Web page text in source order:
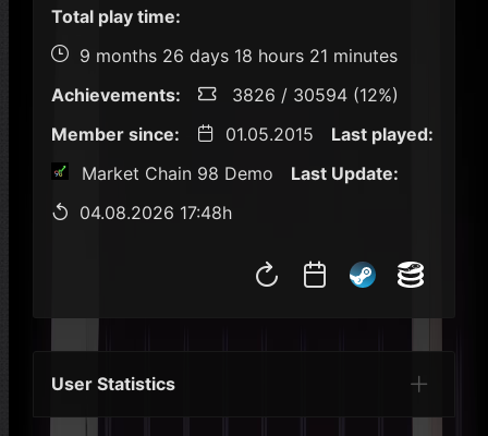
Total play time:
9 months 26 days 18 hours 21 minutes
Achievements:
3826 / 30594 (12%)
Member since:
01.05.2015
Last played:
Market Chain 98 Demo
Last Update:
04.08.2026 17:48h
User Statistics